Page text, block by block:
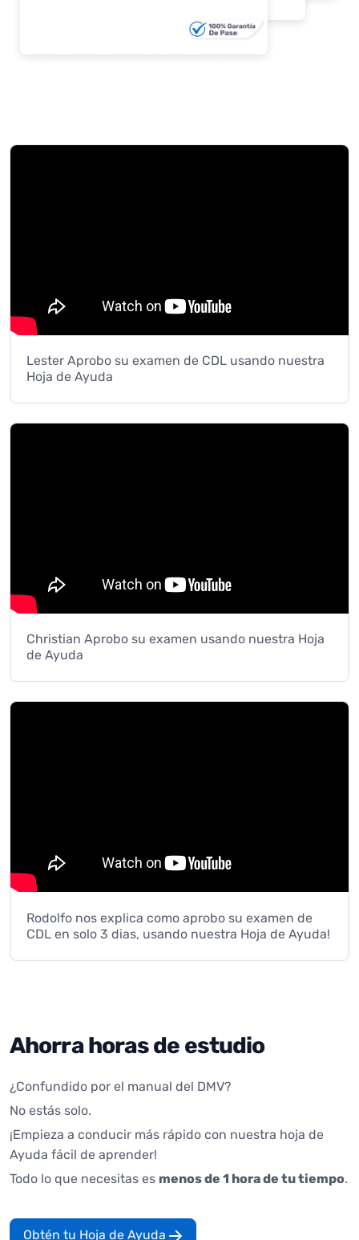
Lester Aprobo su examen de CDL usando nuestra
Hoja de Ayuda
Christian Aprobo su examen usando nuestra Hoja
de Ayuda
Rodolfo nos explica como aprobo su examen de
CDL en solo 3 dias, usando nuestra Hoja de Ayuda!
Ahorra horas de estudio
¿Confundido por el manual del DMV?
No estás solo.
¡Empieza a conducir más rápido con nuestra hoja de
Ayuda fácil de aprender!
Todo lo que necesitas es menos de 1 hora de tu tiempo.
Obtén tu Hoja de Ayuda